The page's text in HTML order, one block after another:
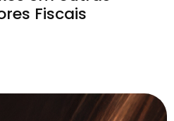
Fiscais